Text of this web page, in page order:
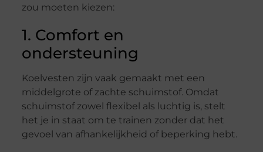
zou moeten kiezen:
1. Comfort en
ondersteuning
Koelvesten zijn vaak gemaakt met een
middelgrote of zachte schuimstof. Omdat
schuimstof zowel flexibel als luchtig is, stelt
het je in staat om te trainen zonder dat het
gevoel van afhankelijkheid of beperking hebt.